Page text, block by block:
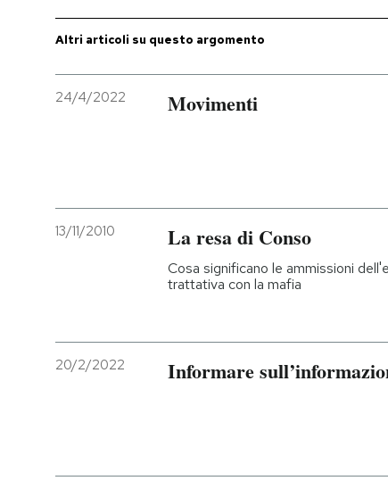
I MIEI PREFERITI
SHOP
Entra
Altri articoli su questo argomento
24/4/2022 Movimenti
13/11/2010 La resa di Conso
Cosa significano le ammissioni
trattativa con la mafia
20/2/2022 Informare